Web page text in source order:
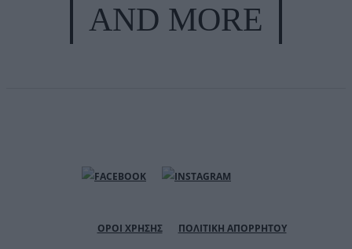
AND MORE
ΟΡΟΙ ΧΡΗΣΗΣ ΠΟΛΙΤΙΚΗ ΑΠΟΡΡΗΤΟΥ